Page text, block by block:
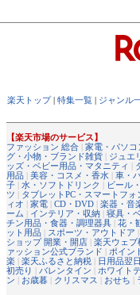
楽天トップ| 特集一覧 | ジャンル
【楽天市場のサービス】
ファッション 総合 | 家電・パソ
グ・小物・ブランド雑貨 | ジュエ
ッズ・ベビー用品・マタニティ |
用品 | 美容・コスメ・香水 | 車・
子 | 水・ソフトドリンク | ビール
ツ | タブレットPC・スマートフォ
ィオ | 家電 | CD・DVD | 楽器・音
ーム | インテリア・収納 | 寝具・
チン用品・食器・調理器具 | 花・
ット用品 | スポーツ・アウトドア |
ショップ 開業・開店 | 楽天ウェブ
ァッション公式ブランド | ポイン
楽 | 楽天ふるさと納税 | 日用品翌
初売り | バレンタイン | ホワイト
ン | お歳暮 | クリスマス | おせち |